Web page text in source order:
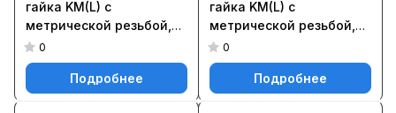
гайка KM(L) с
метрической резьбой,
фиксируемая на валу с
помощью стопорной
шайбы MB(L) или MB ..A
0
Подробнее
гайка KM(L) с
метрической резьбой,
фиксируемая на валу с
помощью стопорной
шайбы MB(L) или MB ..A
0
Подробнее